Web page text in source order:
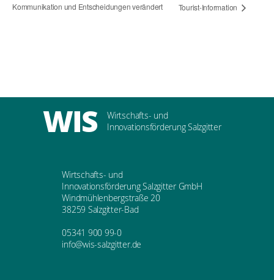
Kommunikation und Entscheidungen verändert
Tourist-Information
WIS
Wirtschafts- und
Innovationsförderung Salzgitter
Wirtschafts- und
Innovationsförderung Salzgitter GmbH
Windmühlenbergstraße 20
38259 Salzgitter-Bad
05341 900 99-0
info@wis-salzgitter.de